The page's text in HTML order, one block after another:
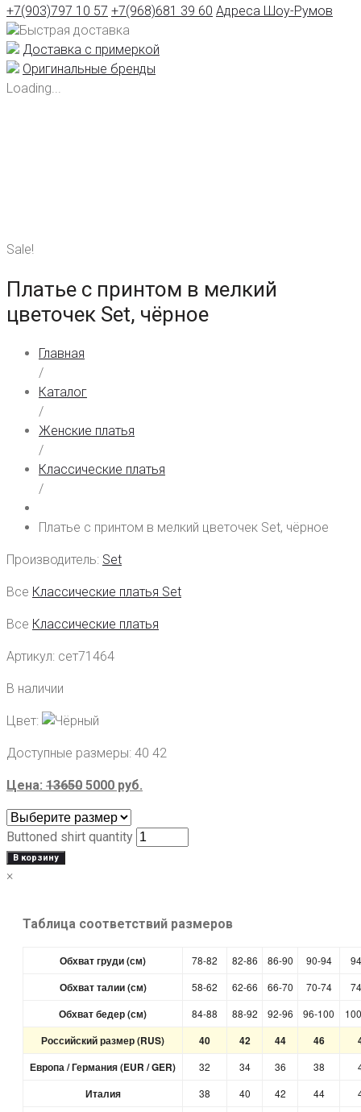
+7(903)797 10 57 +7(968)681 39 60 Адреса Шоу-Румов
Быстрая доставка
Доставка с примеркой
Оригинальные бренды
Loading...
Sale!
Платье с принтом в мелкий
цветочек Set, чёрное
Главная
/
Каталог
/
Женские платья
/
Классические платья
/
Платье с принтом в мелкий цветочек Set, чёрное
Производитель: Set
Все Классические платья Set
Все Классические платья
Артикул: сет71464
В наличии
Цвет:
Доступные размеры: 40 42
Цена: 13650 5000 руб.
Buttoned shirt quantity
В корзину
×
Таблица соответствий размеров
Обхват груди (см) 78-82 82-86 86-90 90-94
Обхват талии (см) 58-62 62-66 66-70 70-74
Обхват бедер (см) 84-88 88-92 92-96 96-100
Российский размер (RUS) 40 42 44 46
Европа / Германия (EUR / GER)
32 34 36 38
Италия 38 40 42 44